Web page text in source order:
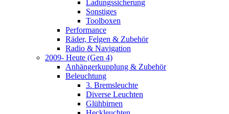
Ladungssicherung
Sonstiges
Toolboxen
Performance
Räder, Felgen & Zubehör
Radio & Navigation
2009- Heute (Gen 4)
Anhängerkupplung & Zubehör
Beleuchtung
3. Bremsleuchte
Diverse Leuchten
Glühbirnen